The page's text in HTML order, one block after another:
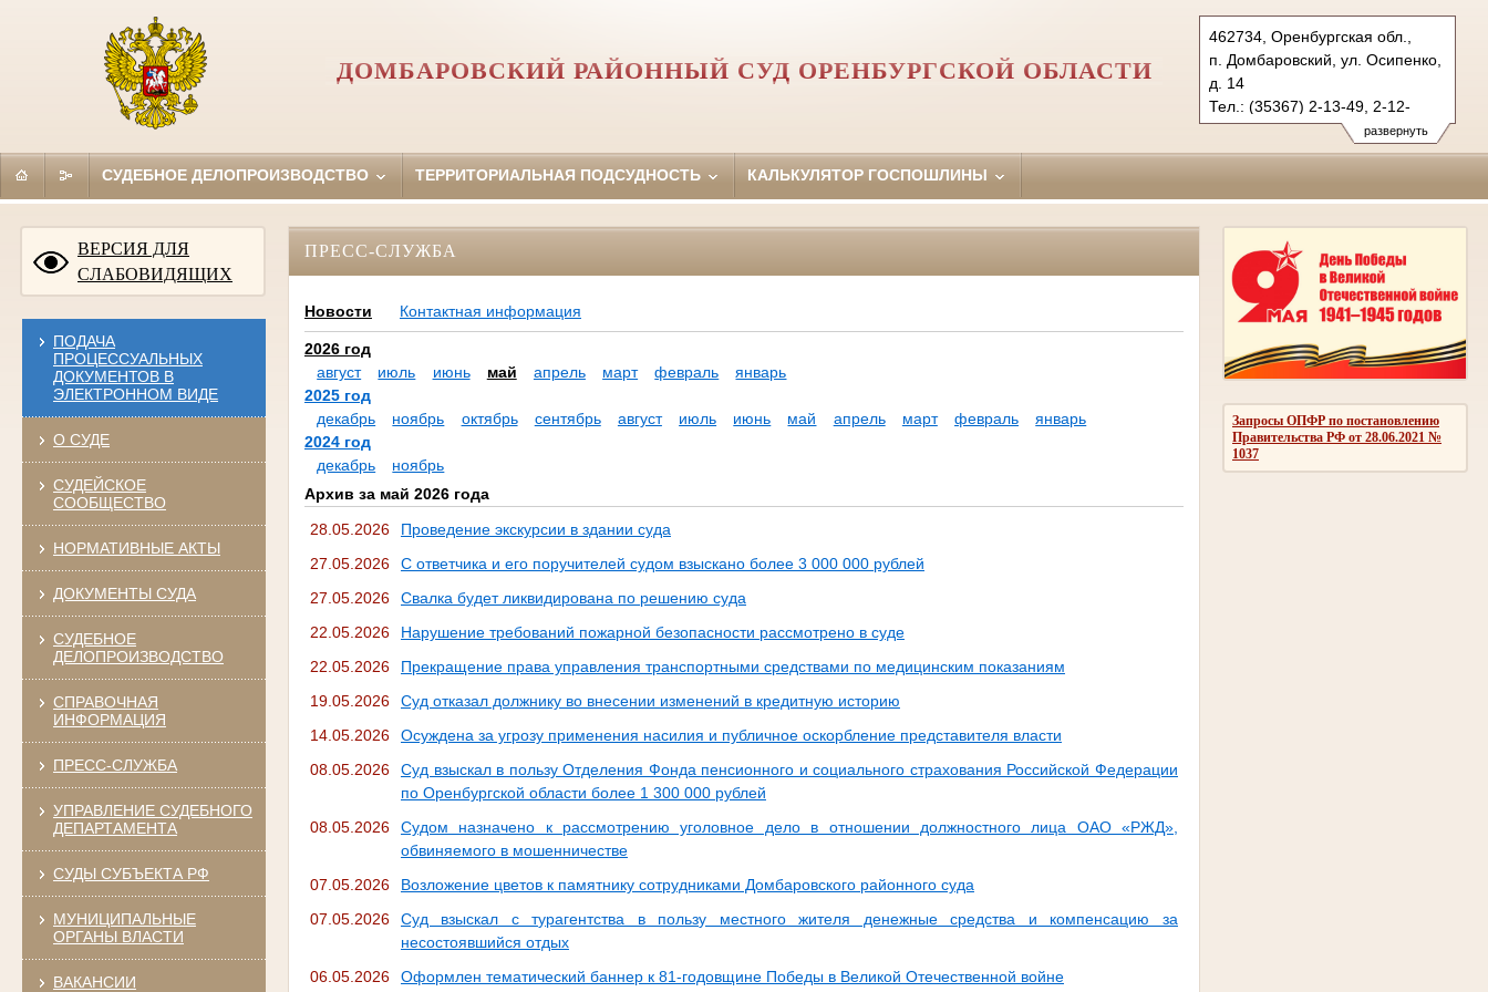
развернуть
462734, Оренбургская обл.,
п. Домбаровский, ул. Осипенко,
д. 14
Тел.: (35367) 2-13-49, 2-12-
38 (ф.)
dombarovsky.orb@sudrf.ru
ДОМБАРОВСКИЙ РАЙОННЫЙ СУД ОРЕНБУРГСКОЙ ОБЛАСТИ
СУДЕБНОЕ ДЕЛОПРОИЗВОДСТВО ТЕРРИТОРИАЛЬНАЯ ПОДСУДНОСТЬ КАЛЬКУЛЯТОР ГОСПОШЛИНЫ
ВЕРСИЯ ДЛЯ
СЛАБОВИДЯЩИХ
ПОДАЧА
ПРОЦЕССУАЛЬНЫХ
ДОКУМЕНТОВ В
ЭЛЕКТРОННОМ ВИДЕ
О СУДЕ
СУДЕЙСКОЕ
СООБЩЕСТВО
НОРМАТИВНЫЕ АКТЫ
ДОКУМЕНТЫ СУДА
СУДЕБНОЕ
ДЕЛОПРОИЗВОДСТВО
СПРАВОЧНАЯ
ИНФОРМАЦИЯ
ПРЕСС-СЛУЖБА
УПРАВЛЕНИЕ СУДЕБНОГО
ДЕПАРТАМЕНТА
СУДЫ СУБЪЕКТА РФ
МУНИЦИПАЛЬНЫЕ
ОРГАНЫ ВЛАСТИ
ВАКАНСИИ
Запросы ОПФР по постановлению
Правительства РФ от 28.06.2021 №
1037
ПРЕСС-СЛУЖБА
Новости Контактная информация
2026 год
август
июль июнь май апрель март февраль
январь
2025 год
декабрь
ноябрь октябрь сентябрь август июль июнь май апрель март февраль
январь
2024 год
декабрь
ноябрь
Архив за май 2026 года
28.05.2026
Проведение экскурсии в здании суда
27.05.2026
С ответчика и его поручителей судом взыскано более 3 000 000 рублей
27.05.2026
Свалка будет ликвидирована по решению суда
22.05.2026
Нарушение требований пожарной безопасности рассмотрено в суде
22.05.2026
Прекращение права управления транспортными средствами по медицинским показаниям
19.05.2026
Суд отказал должнику во внесении изменений в кредитную историю
14.05.2026
Осуждена за угрозу применения насилия и публичное оскорбление представителя власти
08.05.2026
Суд взыскал в пользу Отделения Фонда пенсионного и социального страхования Российской Федерации
по Оренбургской области более 1 300 000 рублей
08.05.2026
Судом назначено к рассмотрению уголовное дело в отношении должностного лица ОАО «РЖД»,
обвиняемого в мошенничестве
07.05.2026
Возложение цветов к памятнику сотрудниками Домбаровского районного суда
07.05.2026
Суд взыскал с турагентства в пользу местного жителя денежные средства и компенсацию за
несостоявшийся отдых
06.05.2026
Оформлен тематический баннер к 81-годовщине Победы в Великой Отечественной войне